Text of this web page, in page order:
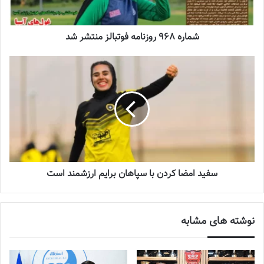
آینده درخشانی در انتظار فوتبال بانوان است
2022-12-10
شهریور در استان فارس به شرح برگزار شد.
زینب حق وردی ، محدثه آقابابایی ، زهرا شاکری (چهارمحال بختیاری)
سارا رهنما ، نگار فریدونی ، آیلین دفاعی ، ساغر آذرپیما ، غزال انصاری ،
غزاله مختاری ، پریا ساکی (اصفهان) فاطمه زنگاری ، حدیث قاسمی ،
ویداصفری ، مرضیه بازیار ، ستایش جعفری (فارس) حدیث مرشدی ،
الناز حسینی (کرمان) زینب جلالی ، هستی ممسنی ، نسترن عباسی ،
آریسا تاجیک ، آیتان بوداغی ، سما نوروزی (بوشهر) طهورا تیموری ،
پیروزمند (کهگیلویه وبویراحمد)
شماره 968 روزنامه فوتبالز منتشر شد
سفید امضا کردن با سپاهان برایم ارزشمند است
نوشته های مشابه